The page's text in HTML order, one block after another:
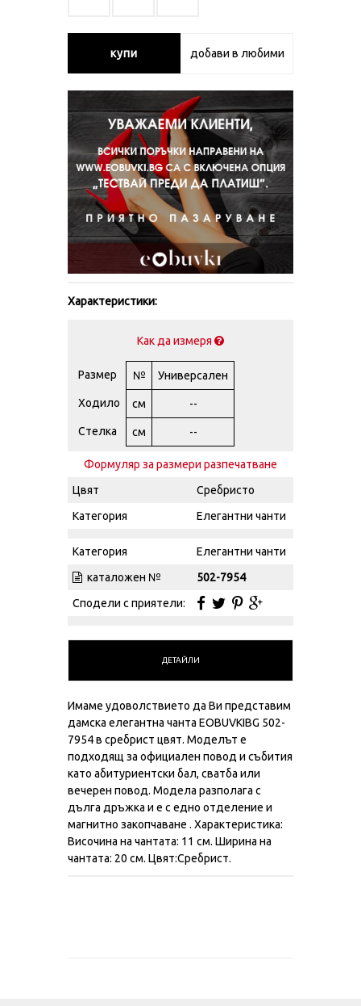
купи добави в любими
Характеристики:
Как да измеря
Размер № Универсален
Ходило см --
Стелка см --
Формуляр за размери разпечатване
Цвят
Сребристо
Категория
Елегантни чанти
Категория
Елегантни чанти
каталожен №
502-7954
Сподели с приятели:
ДЕТАЙЛИ
Имаме удоволствието да Ви представим
дамска елегантна чанта EOBUVKIBG 502-
7954 в сребрист цвят. Моделът е
подходящ за официален повод и събития
като абитуриентски бал, сватба или
вечерен повод. Модела разполага с
дълга дръжка и е с едно отделение и
магнитно закопчаване . Характеристика:
Височина на чантата: 11 см. Ширина на
чантата: 20 см. Цвят:Сребрист.